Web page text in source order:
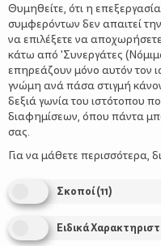
Της Σοφίας
Θυμηθείτε, ότι η
συμφερόντων δεν απαιτεί
να επιλέξετε να
κάτω από 'Συνεργάτες
επηρεάζουν μόνο αυτόν τον
γνώμη ανά πάσα στιγμή
δεξιά γωνία του ιστότοπου
διαφημίσεων, όπου πάντα
σας.
Για να μάθετε περισσότερα,
Σκοποί(11)
Ειδικά